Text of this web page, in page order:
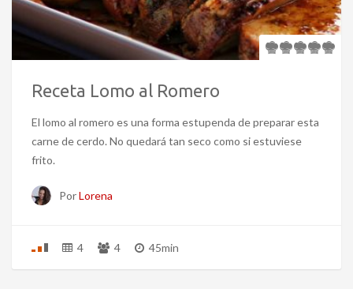
Receta Lomo al Romero
El lomo al romero es una forma estupenda de preparar esta
carne de cerdo. No quedará tan seco como si estuviese
frito.
PorLorena
4 4 45min